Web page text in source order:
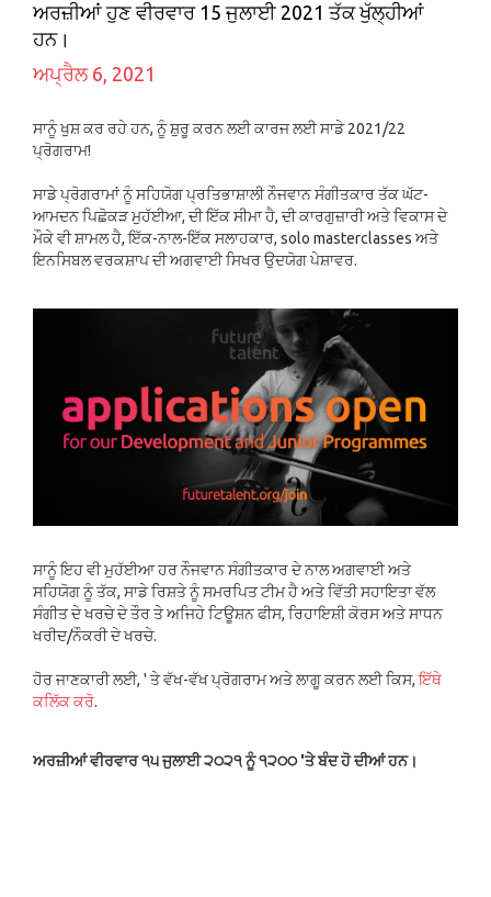
ਅਰਜ਼ੀਆਂ ਹੁਣ ਵੀਰਵਾਰ 15 ਜੁਲਾਈ 2021 ਤੱਕ ਖੁੱਲ੍ਹੀਆਂ
ਹਨ।
ਅਪ੍ਰੈਲ 6, 2021
ਸਾਨੂੰ ਖੁਸ਼ ਕਰ ਰਹੇ ਹਨ, ਨੂੰ ਸ਼ੁਰੂ ਕਰਨ ਲਈ ਕਾਰਜ ਲਈ ਸਾਡੇ 2021/22
ਪ੍ਰੋਗਰਾਮ!
ਸਾਡੇ ਪ੍ਰੋਗਰਾਮਾਂ ਨੂੰ ਸਹਿਯੋਗ ਪ੍ਰਤਿਭਾਸ਼ਾਲੀ ਨੌਜਵਾਨ ਸੰਗੀਤਕਾਰ ਤੱਕ ਘੱਟ-
ਆਮਦਨ ਪਿਛੋਕੜ ਮੁਹੱਈਆ, ਦੀ ਇੱਕ ਸੀਮਾ ਹੈ, ਦੀ ਕਾਰਗੁਜ਼ਾਰੀ ਅਤੇ ਵਿਕਾਸ ਦੇ
ਮੌਕੇ ਵੀ ਸ਼ਾਮਲ ਹੈ, ਇੱਕ-ਨਾਲ-ਇੱਕ ਸਲਾਹਕਾਰ, solo masterclasses ਅਤੇ
ਇਨਸਿਬਲ ਵਰਕਸ਼ਾਪ ਦੀ ਅਗਵਾਈ ਸਿਖਰ ਉਦਯੋਗ ਪੇਸ਼ਾਵਰ.
ਸਾਨੂੰ ਇਹ ਵੀ ਮੁਹੱਈਆ ਹਰ ਨੌਜਵਾਨ ਸੰਗੀਤਕਾਰ ਦੇ ਨਾਲ ਅਗਵਾਈ ਅਤੇ
ਸਹਿਯੋਗ ਨੂੰ ਤੱਕ, ਸਾਡੇ ਰਿਸ਼ਤੇ ਨੂੰ ਸਮਰਪਿਤ ਟੀਮ ਹੈ ਅਤੇ ਵਿੱਤੀ ਸਹਾਇਤਾ ਵੱਲ
ਸੰਗੀਤ ਦੇ ਖਰਚੇ ਦੇ ਤੌਰ ਤੇ ਅਜਿਹੇ ਟਿਊਸ਼ਨ ਫੀਸ, ਰਿਹਾਇਸ਼ੀ ਕੋਰਸ ਅਤੇ ਸਾਧਨ
ਖਰੀਦ/ਨੌਕਰੀ ਦੇ ਖਰਚੇ.
ਹੋਰ ਜਾਣਕਾਰੀ ਲਈ, ' ਤੇ ਵੱਖ-ਵੱਖ ਪ੍ਰੋਗਰਾਮ ਅਤੇ ਲਾਗੂ ਕਰਨ ਲਈ ਕਿਸ,ਇੱਥੇ
ਕਲਿੱਕ ਕਰੋ.
ਅਰਜ਼ੀਆਂ ਵੀਰਵਾਰ ੧੫ ਜੁਲਾਈ ੨੦੨੧ ਨੂੰ ੧੨੦੦ 'ਤੇ ਬੰਦ ਹੋ ਦੀਆਂ ਹਨ।